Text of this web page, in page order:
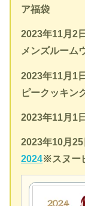
ア福袋
2023年11月2
メンズルーム
2023年11月1
ピークッキン
2023年11月1
2023年10月25
2024※スヌー